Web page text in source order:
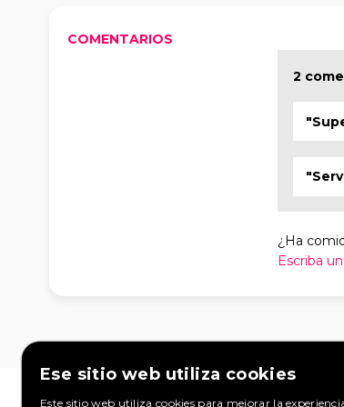
COMENTARIOS
2
¿Ha
Escriba
Ese sitio web utiliza cookies
Este sitio web utiliza cookies para mejorar la